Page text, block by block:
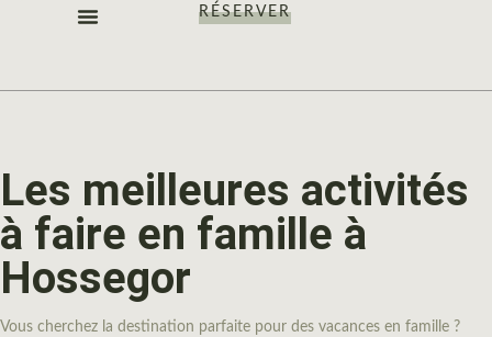
RÉSERVER
Les meilleures activités
à faire en famille à
Hossegor
Vous cherchez la destination parfaite pour des vacances en famille ?